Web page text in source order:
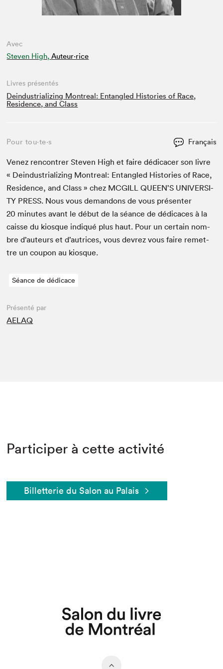
Avec
Steven High, Auteur·rice
Livres présentés
Deindustrializing Montreal: Entangled Histories of Race,
Residence, and Class
Pour tou⋅te⋅s Français
Venez ren­con­tr­er Steven High et faire dédi­cac­er son livre
« Dein­dus­tri­al­iz­ing Mon­tre­al: Entan­gled His­to­ries of Race,
Res­i­dence, and Class » chez MCGILL QUEEN’S UNI­VER­SI­
TY PRESS. Nous vous deman­dons de vous présen­ter
20 min­utes avant le début de la séance de dédi­caces à la
caisse du kiosque indiqué plus haut. Pour un cer­tain nom­
bre d’auteurs et d’autrices, vous devrez vous faire remet­
tre un coupon au kiosque.
Séance de dédicace
Présenté par
AELAQ
Participer à cette activité
Billetterie du Salon au Palais